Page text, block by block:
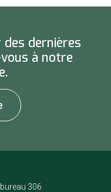
dernières
à notre
306